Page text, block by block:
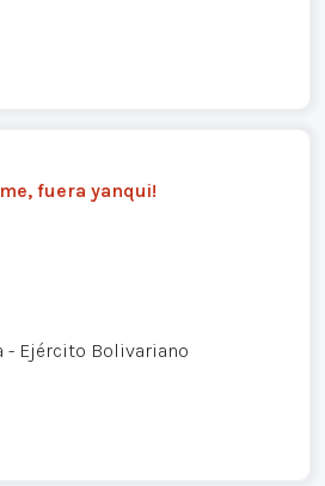
fuera yanqui!
- Ejército Bolivariano